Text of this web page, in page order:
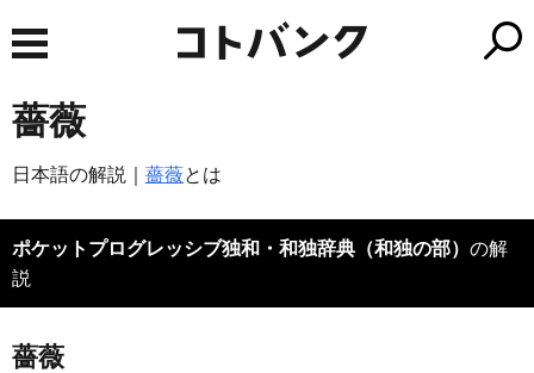
薔薇
日本語の解説｜ 薔薇とは
ポケットプログレッシブ独和・和独辞典（和独の部） の解
説
薔薇